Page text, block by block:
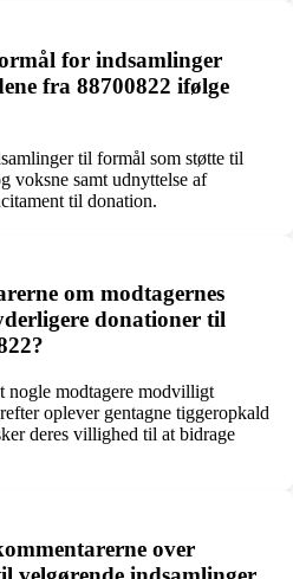
for indsamlinger
fra 88700822 ifølge
til formål som støtte til
voksne samt udnyttelse af
til donation.
om modtagernes
donationer til
nogle modtagere modvilligt
oplever gentagne tiggeropkald
deres villighed til at bidrage
over